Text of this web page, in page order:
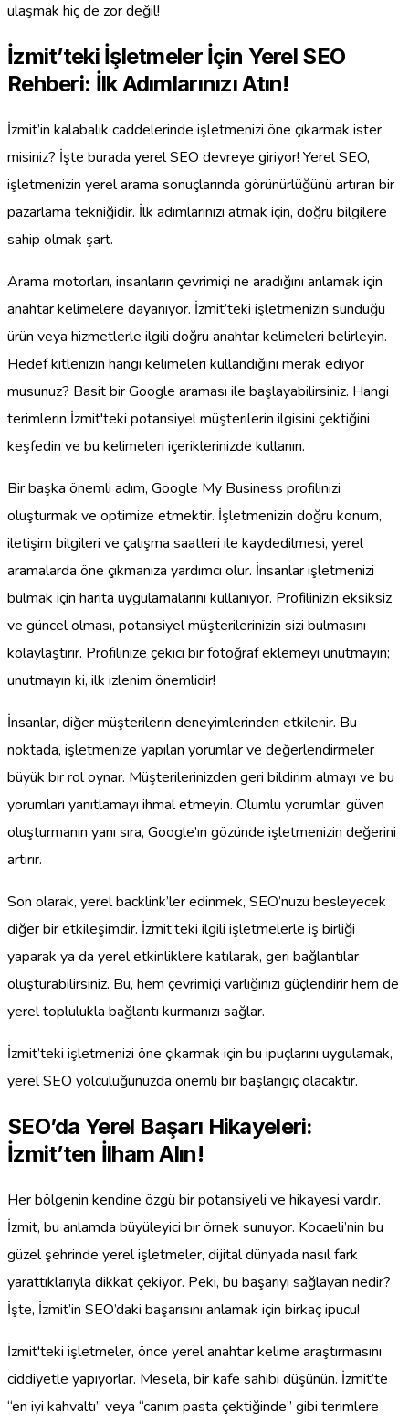
ulaşmak hiç de zor değil!
İzmit’teki İşletmeler İçin Yerel SEO
Rehberi: İlk Adımlarınızı Atın!
İzmit’in kalabalık caddelerinde işletmenizi öne çıkarmak ister
misiniz? İşte burada yerel SEO devreye giriyor! Yerel SEO,
işletmenizin yerel arama sonuçlarında görünürlüğünü artıran bir
pazarlama tekniğidir. İlk adımlarınızı atmak için, doğru bilgilere
sahip olmak şart.
Arama motorları, insanların çevrimiçi ne aradığını anlamak için
anahtar kelimelere dayanıyor. İzmit’teki işletmenizin sunduğu
ürün veya hizmetlerle ilgili doğru anahtar kelimeleri belirleyin.
Hedef kitlenizin hangi kelimeleri kullandığını merak ediyor
musunuz? Basit bir Google araması ile başlayabilirsiniz. Hangi
terimlerin İzmit'teki potansiyel müşterilerin ilgisini çektiğini
keşfedin ve bu kelimeleri içeriklerinizde kullanın.
Bir başka önemli adım, Google My Business profilinizi
oluşturmak ve optimize etmektir. İşletmenizin doğru konum,
iletişim bilgileri ve çalışma saatleri ile kaydedilmesi, yerel
aramalarda öne çıkmanıza yardımcı olur. İnsanlar işletmenizi
bulmak için harita uygulamalarını kullanıyor. Profilinizin eksiksiz
ve güncel olması, potansiyel müşterilerinizin sizi bulmasını
kolaylaştırır. Profilinize çekici bir fotoğraf eklemeyi unutmayın;
unutmayın ki, ilk izlenim önemlidir!
İnsanlar, diğer müşterilerin deneyimlerinden etkilenir. Bu
noktada, işletmenize yapılan yorumlar ve değerlendirmeler
büyük bir rol oynar. Müşterilerinizden geri bildirim almayı ve bu
yorumları yanıtlamayı ihmal etmeyin. Olumlu yorumlar, güven
oluşturmanın yanı sıra, Google’ın gözünde işletmenizin değerini
artırır.
Son olarak, yerel backlink’ler edinmek, SEO’nuzu besleyecek
diğer bir etkileşimdir. İzmit’teki ilgili işletmelerle iş birliği
yaparak ya da yerel etkinliklere katılarak, geri bağlantılar
oluşturabilirsiniz. Bu, hem çevrimiçi varlığınızı güçlendirir hem de
yerel toplulukla bağlantı kurmanızı sağlar.
İzmit’teki işletmenizi öne çıkarmak için bu ipuçlarını uygulamak,
yerel SEO yolculuğunuzda önemli bir başlangıç olacaktır.
SEO’da Yerel Başarı Hikayeleri:
İzmit’ten İlham Alın!
Her bölgenin kendine özgü bir potansiyeli ve hikayesi vardır.
İzmit, bu anlamda büyüleyici bir örnek sunuyor. Kocaeli’nin bu
güzel şehrinde yerel işletmeler, dijital dünyada nasıl fark
yarattıklarıyla dikkat çekiyor. Peki, bu başarıyı sağlayan nedir?
İşte, İzmit’in SEO’daki başarısını anlamak için birkaç ipucu!
İzmit'teki işletmeler, önce yerel anahtar kelime araştırmasını
ciddiyetle yapıyorlar. Mesela, bir kafe sahibi düşünün. İzmit’te
“en iyi kahvaltı” veya “canım pasta çektiğinde” gibi terimlere